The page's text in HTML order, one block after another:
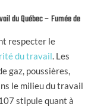
du Québec – Fumée de
respecter le
du travail. Les
gaz, poussières,
le milieu du travail
stipule quant à